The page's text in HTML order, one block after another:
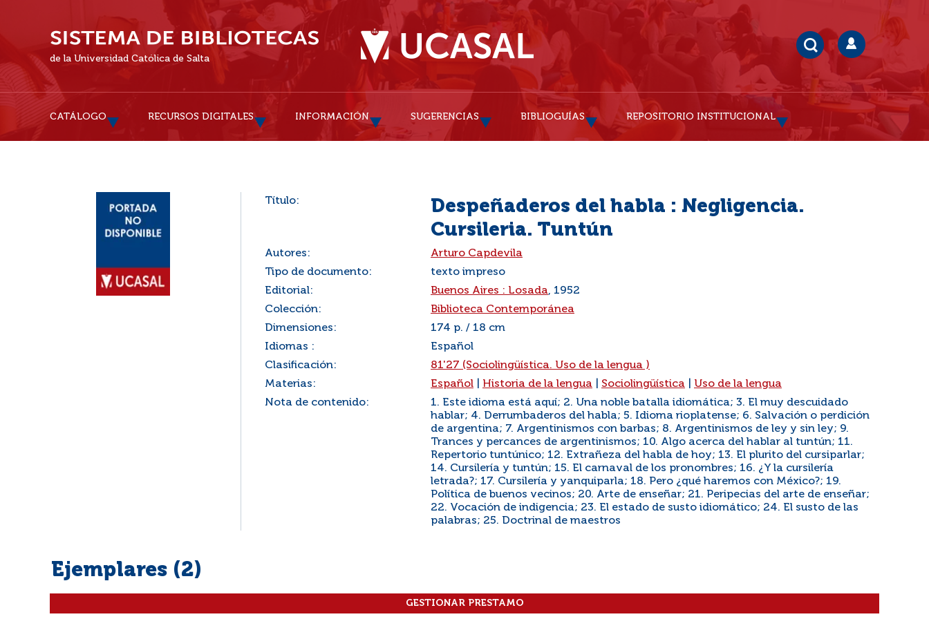
de la Universidad Católica de Salta
CATÁLOGO RECURSOS DIGITALES INFORMACIÓN SUGERENCIAS BIBLIOGUÍAS REPOSITORIO INSTITUCIONAL
Título:
Despeñaderos del habla : Negligencia.
Cursileria. Tuntún
Autores:
Arturo Capdevila
Tipo de documento:
texto impreso
Editorial:
Buenos Aires : Losada, 1952
Colección:
Biblioteca Contemporánea
Dimensiones:
174 p. / 18 cm
Idiomas :
Español
Clasificación:
81'27 (Sociolingüística. Uso de la lengua )
Materias:
Español Historia de la lengua Sociolingüística
Uso de la lengua
Nota de contenido:
1. Este idioma está aquí; 2. Una noble batalla idiomática; 3. El muy descuidado
hablar; 4. Derrumbaderos del habla; 5. Idioma rioplatense; 6. Salvación o perdición
de argentina; 7. Argentinismos con barbas; 8. Argentinismos de ley y sin ley; 9.
Trances y percances de argentinismos; 10. Algo acerca del hablar al tuntún; 11.
Repertorio tuntúnico; 12. Extrañeza del habla de hoy; 13. El plurito del cursiparlar;
14. Cursilería y tuntún; 15. El carnaval de los pronombres; 16. ¿Y la cursilería
letrada?; 17. Cursilería y yanquiparla; 18. Pero ¿qué haremos con México?; 19.
Política de buenos vecinos; 20. Arte de enseñar; 21. Peripecias del arte de enseñar;
22. Vocación de indigencia; 23. El estado de susto idiomático; 24. El susto de las
palabras; 25. Doctrinal de maestros
Ejemplares (2)